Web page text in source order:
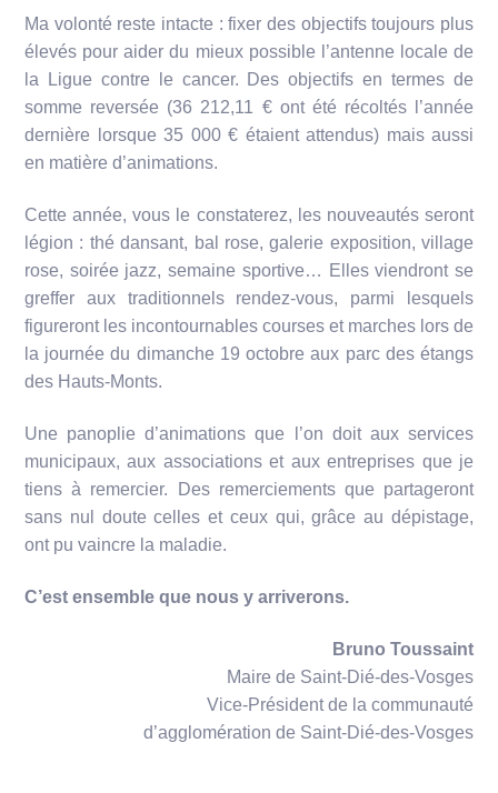
Ma volonté reste intacte : fixer des objectifs toujours plus
élevés pour aider du mieux possible l’antenne locale de
la Ligue contre le cancer. Des objectifs en termes de
somme reversée (36 212,11 € ont été récoltés l’année
dernière lorsque 35 000 € étaient attendus) mais aussi
en matière d’animations.
Cette année, vous le constaterez, les nouveautés seront
légion : thé dansant, bal rose, galerie exposition, village
rose, soirée jazz, semaine sportive… Elles viendront se
greffer aux traditionnels rendez-vous, parmi lesquels
figureront les incontournables courses et marches lors de
la journée du dimanche 19 octobre aux parc des étangs
des Hauts-Monts.
Une panoplie d’animations que l’on doit aux services
municipaux, aux associations et aux entreprises que je
tiens à remercier. Des remerciements que partageront
sans nul doute celles et ceux qui, grâce au dépistage,
ont pu vaincre la maladie.
C’est ensemble que nous y arriverons.
Bruno Toussaint
Maire de Saint-Dié-des-Vosges
Vice-Président de la communauté
d’agglomération de Saint-Dié-des-Vosges